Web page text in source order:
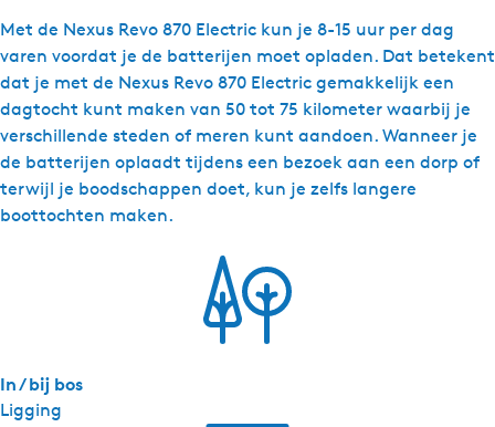
Met de Nexus Revo 870 Electric kun je 8-15 uur per dag
varen voordat je de batterijen moet opladen. Dat betekent
dat je met de Nexus Revo 870 Electric gemakkelijk een
dagtocht kunt maken van 50 tot 75 kilometer waarbij je
verschillende steden of meren kunt aandoen. Wanneer je
de batterijen oplaadt tijdens een bezoek aan een dorp of
terwijl je boodschappen doet, kun je zelfs langere
boottochten maken.
Ligging
In / bij bos
C
a
b
r
i
o
-
M
e